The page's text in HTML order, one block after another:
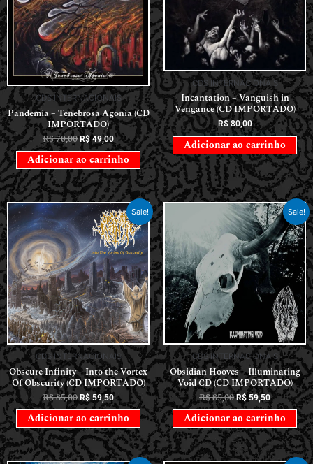
CDS INTERNACIONAIS
Pandemia – Tenebrosa Agonia (CD
IMPORTADO)
R$70,00 R$49,00
Adicionar ao carrinho
CDS INTERNACIONAIS
Incantation – Vanguish in
Vengance (CD IMPORTADO)
R$80,00
Adicionar ao carrinho
Sale!
CDS INTERNACIONAIS
Obscure Infinity – Into the Vortex
Of Obscurity (CD IMPORTADO)
R$85,00 R$59,50
Adicionar ao carrinho
Sale!
CDS INTERNACIONAIS
Obsidian Hooves – Illuminating
Void CD (CD IMPORTADO)
R$85,00 R$59,50
Adicionar ao carrinho